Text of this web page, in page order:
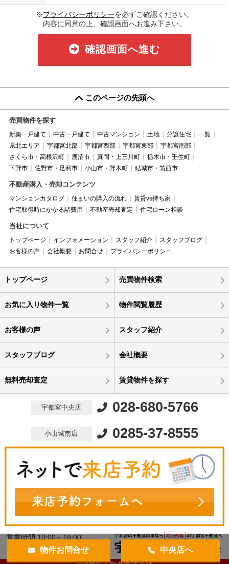
※プライバシーポリシーを必ずご確認ください。
内容に同意の上、確認画面へお進み下さい。
確認画面へ進む
物件お問合せ 中央店へ
このページの先頭へ
売買物件を探す
新築一戸建て 中古一戸建て 中古マンション 土地 分譲住宅
一覧
県北エリア
宇都宮北部 宇都宮西部 宇都宮東部
宇都宮南部
さくら市・高根沢町
鹿沼市 真岡・上三川町
栃木市・壬生町
下野市
佐野市・足利市 小山市・野木町 結城市・筑西市
不動産購入・売却コンテンツ
マンションカタログ 住まいの購入の流れ
賃貸vs持ち家
住宅取得時にかかる諸費用
不動産売却査定 住宅ローン相談
当社について
トップページ インフォメーション スタッフ紹介
スタッフブログ
お客様の声
会社概要 お問合せ プライバシーポリシー
トップページ 売買物件検索
お気に入り物件一覧 物件閲覧履歴
お客様の声 スタッフ紹介
スタッフブログ 会社概要
無料売却査定 賃貸物件を探す
宇都宮中央店 028-680-5766
小山城南店 0285-37-8555
営業時間 10:00～18:00
定休日 水曜定休